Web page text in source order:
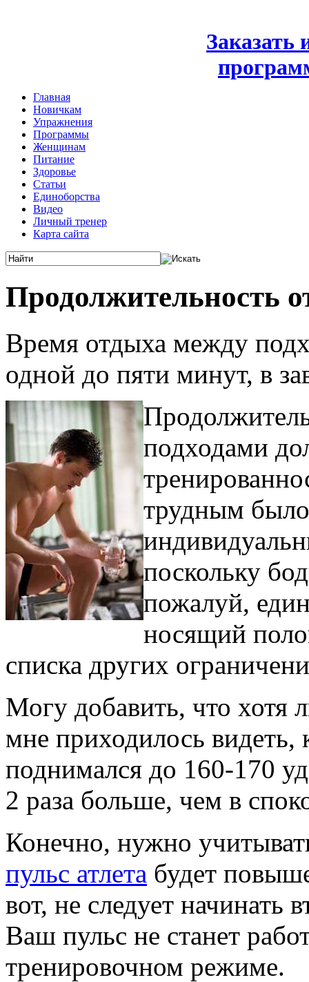
Заказать
Главная
Новичкам
Упражнения
Программы
Женщинам
Питание
Здоровье
Статьи
Единоборства
Видео
Личный тренер
Карта сайта
Продолжительность
Время отдыха между
одной до пяти минут, в
подходами
трудным
поскольку
пожалуй,
носящий
списка других
Могу добавить, что хотя
мне приходилось видеть,
поднимался до 160-170
2 раза больше, чем в
Конечно, нужно
пульс атлета будет
вот, не следует начинать
Ваш пульс не станет
тренировочном режиме.